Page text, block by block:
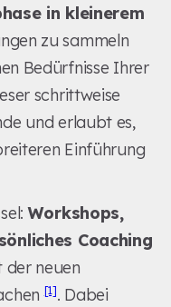
in kleinerem
zu sammeln
Bedürfnisse Ihrer
schrittweise
und erlaubt es,
Einführung
Workshops,
Coaching
der neuen
[1]. Dabei